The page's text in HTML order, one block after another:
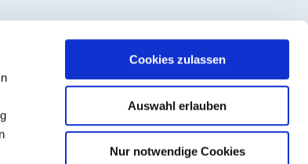
Cookies zulassen
Auswahl erlauben
Nur notwendige Cookies